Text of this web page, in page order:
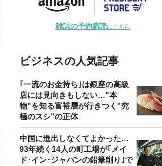
雑誌の予約購読はこちら
ビジネスの人気記事
｢一流のお金持ち｣は銀座の高級
店には見向きもしない…"本
物"を知る富裕層が行きつく"究
極のスシ"の正体
中国に進出しなくてよかった…
93年続く14人の町工場が｢メイ
ド･イン･ジャパンの鉛筆削り｣で